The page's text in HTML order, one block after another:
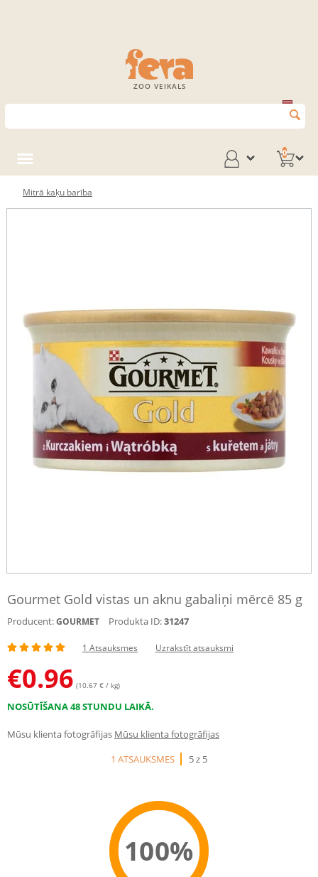
ZOO VEIKALS
0
Mitrā kaķu barība
Gourmet Gold vistas un aknu gabaliņi mērcē 85 g
Producent:GOURMET Produkta ID:31247
1 Atsauksmes Uzrakstīt atsauksmi
€0.96 (10.67 € / kg)
NOSŪTĪŠANA 48 STUNDU LAIKĀ.
Mūsu klienta fotogrāfijas Mūsu klienta fotogrāfijas
1 ATSAUKSMES
5 z 5
100%